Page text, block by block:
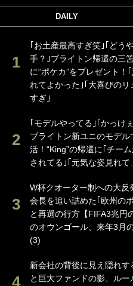
DAILY
｢お土産最高すぎ笑｣｢どう
手？｣ブライトン帰還の三
に“ポケカ”をプレゼント！
れてよかった｣｢大喜びのリ
すぎ｣
｢モデルやってる｣｢かっけ
ブライトン新ユニのモデル
活！“King”の帰還に｢チー
されてる｣｢元気な姿見れ
W杯クオーター制への大反
会長を追い詰めた｢欧州の
と再選の行方【FIFA3兆円
のオウンゴール、来年3月
(3)
新会社の背後に見え隠れす
と巨大ファンドの影、ルー